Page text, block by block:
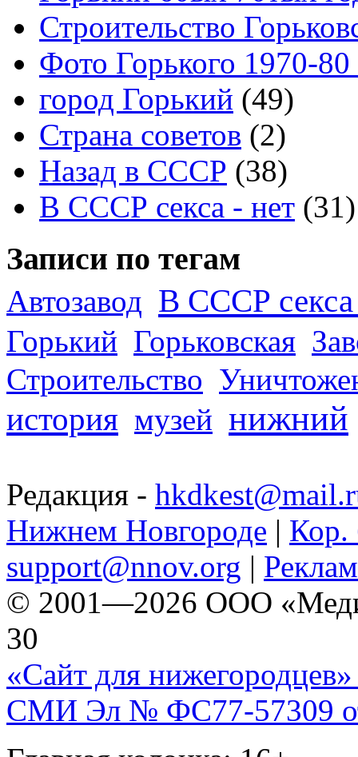
Строительство
Фото Горького 1970-80
город Горький (49)
Страна советов (2)
Назад в СССР (38)
В СССР секса - нет (31)
Записи по тегам
Автозавод В СССР секса
Горький Горьковская
Строительство
история музей нижний
Редакция -
Нижнем Новгороде | Кор.
support@nnov.org |
© 2001—2026 ООО
30
«Сайт для нижегородцев»
СМИ Эл № ФС77-57309